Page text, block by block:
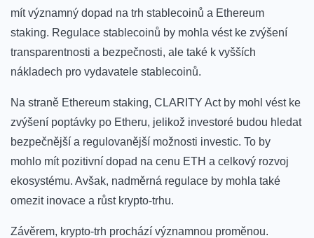
mít ‍významný​ dopad na trh stablecoinů a⁣ Ethereum
staking. Regulace ⁣stablecoinů by⁢ mohla vést ke zvýšení
⁢transparentnosti a‍ bezpečnosti, ale také k​ vyšších
nákladech pro vydavatele stablecoinů.
Na straně Ethereum staking, CLARITY Act by mohl vést ‍ke
‌zvýšení poptávky po Etheru,⁣ jelikož investoré⁤ budou ⁤hledat
bezpečnější‍ a regulovanější⁣ možnosti investic. To by
mohlo mít pozitivní dopad na ⁤cenu ETH a celkový rozvoj
ekosystému. Avšak, nadměrná⁣ regulace⁣ by mohla také‌
omezit inovace a růst krypto-trhu.
Závěrem, krypto-trh prochází významnou proměnou.